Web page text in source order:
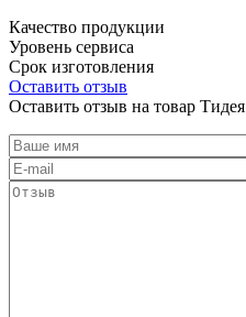
Качество продукции
Уровень сервиса
Срок изготовления
Оставить отзыв
Оставить отзыв на товар Тидея